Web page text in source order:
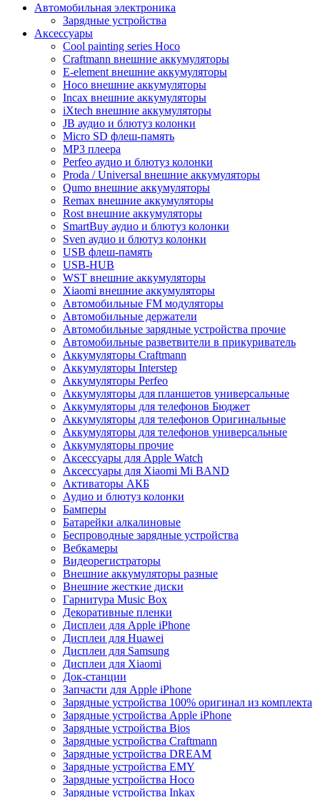
Автомобильная электроника
Зарядные устройства
Аксессуары
Cool painting series Hoco
Craftmann внешние аккумуляторы
E-element внешние аккумуляторы
Hoco внешние аккумуляторы
Incax внешние аккумуляторы
iXtech внешние аккумуляторы
JB аудио и блютуз колонки
Micro SD флеш-память
MP3 плеера
Perfeo аудио и блютуз колонки
Proda / Universal внешние аккумуляторы
Qumo внешние аккумуляторы
Remax внешние аккумуляторы
Rost внешние аккумуляторы
SmartBuy аудио и блютуз колонки
Sven аудио и блютуз колонки
USB флеш-память
USB-HUB
WST внешние аккумуляторы
Xiaomi внешние аккумуляторы
Автомобильные FM модуляторы
Автомобильные держатели
Автомобильные зарядные устройства прочие
Автомобильные разветвители в прикуриватель
Аккумуляторы Craftmann
Аккумуляторы Interstep
Аккумуляторы Perfeo
Аккумуляторы для планшетов универсальные
Аккумуляторы для телефонов Бюджет
Аккумуляторы для телефонов Оригинальные
Аккумуляторы для телефонов универсальные
Аккумуляторы прочие
Аксессуары для Apple Watch
Аксессуары для Xiaomi Mi BAND
Активаторы АКБ
Аудио и блютуз колонки
Бамперы
Батарейки алкалиновые
Беспроводные зарядные устройства
Вебкамеры
Видеорегистраторы
Внешние аккумуляторы разные
Внешние жесткие диски
Гарнитура Music Box
Декоративные пленки
Дисплеи для Apple iPhone
Дисплеи для Huawei
Дисплеи для Samsung
Дисплеи для Xiaomi
Док-станции
Запчасти для Apple iPhone
Зарядные устройства 100% оригинал из комплекта
Зарядные устройства Apple iPhone
Зарядные устройства Bios
Зарядные устройства Craftmann
Зарядные устройства DREAM
Зарядные устройства EMY
Зарядные устройства Hoco
Зарядные устройства Inkax